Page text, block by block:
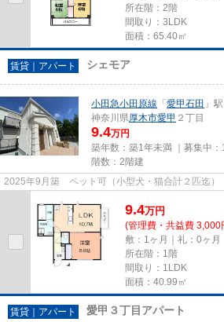
所在階：2階
間取り：3LDK
面積：65.40㎡
賃貸｜アパート シェモア
小田急小田原線 「愛甲石田 」
神奈川県厚木市愛甲 ２丁目
9.4万円
築年数：築1年未満 ｜募集中：
階数：2階建
2025年9月築 ペット可（小型犬・猫合計２匹迄）
9.4万円
(管理費・共益費 3,000
敷：1ヶ月｜礼：0ヶ月
所在階：1階
間取り：1LDK
面積：40.99㎡
賃貸｜アパート 愛甲３丁目アパート